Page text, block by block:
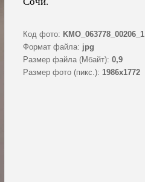
Код фото: KMO_063778_00206_1
Формат файла: jpg
Размер файла (Мбайт): 0,9
Размер фото (пикс.): 1986x1772